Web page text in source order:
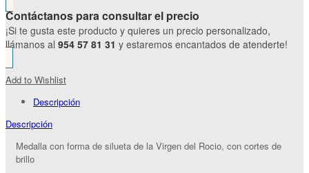
Contáctanos para consultar el precio
¡Si te gusta este producto y quieres un precio personalizado,
llámanos al 954 57 81 31 y estaremos encantados de atenderte!
Add to Wishlist
Descripción
Descripción
Medalla con forma de silueta de la Virgen del Rocio, con cortes de
brillo